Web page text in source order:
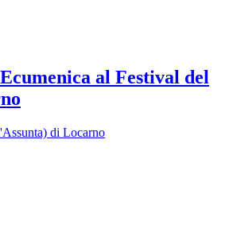
al Festival del
di Locarno